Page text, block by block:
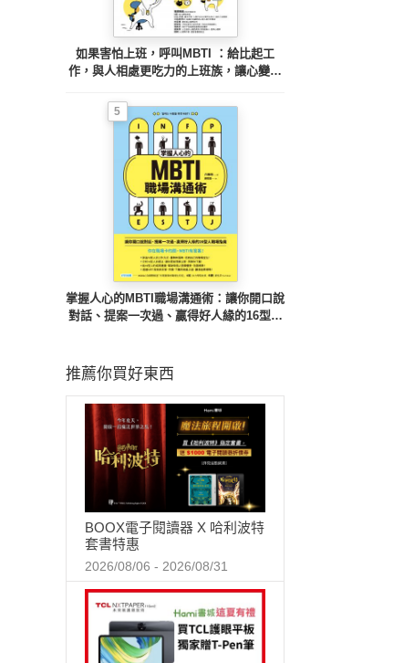
如果害怕上班，呼叫MBTI ：給比起工
作，與人相處更吃力的上班族，讓心變輕
5
掌握人心的MBTI職場溝通術：讓你開口說
對話、提案一次過、贏得好人緣的16型人
推薦你買好東西
BOOX電子閱讀器 X 哈利波特
套書特惠
2026/08/06 - 2026/08/31